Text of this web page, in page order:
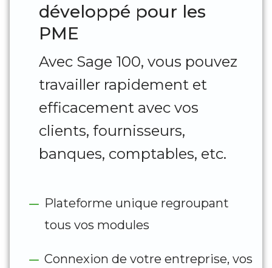
développé pour les
PME
Avec Sage 100, vous pouvez
travailler rapidement et
efficacement avec vos
clients, fournisseurs,
banques, comptables, etc.
Plateforme unique regroupant
tous vos modules
Connexion de votre entreprise, vos